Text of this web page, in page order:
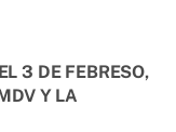
3 DE FEBRESO,
Y LA